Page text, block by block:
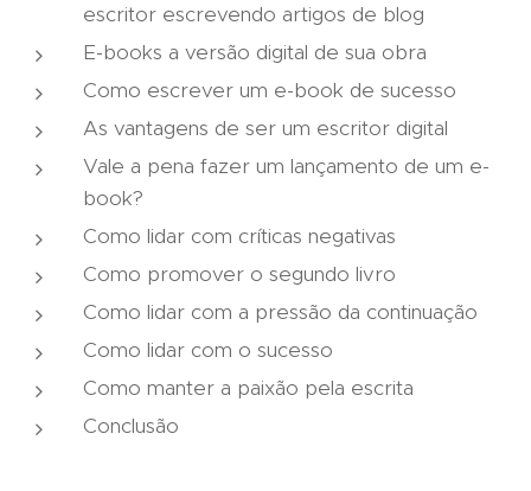
escritor escrevendo artigos de blog
E-books a versão digital de sua obra
Como escrever um e-book de sucesso
As vantagens de ser um escritor digital
Vale a pena fazer um lançamento de um e-
book?
Como lidar com críticas negativas
Como promover o segundo livro
Como lidar com a pressão da continuação
Como lidar com o sucesso
Como manter a paixão pela escrita
Conclusão